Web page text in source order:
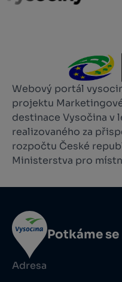
Webový portál
projektu
destinace Vysočina v
realizovaného za
rozpočtu České
Ministerstva pro
Potkáme
Adresa